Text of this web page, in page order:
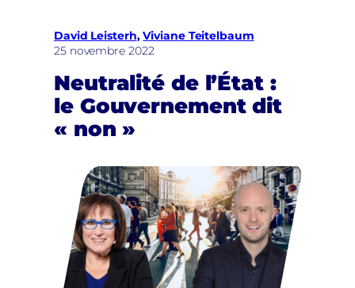
David Leisterh, Viviane Teitelbaum
25 novembre 2022
Neutralité de l’État :
le Gouvernement dit
« non »